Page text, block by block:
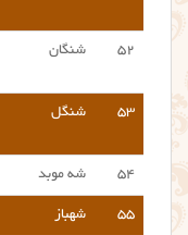
۵۲ شنگان
۵۳ شنگل
۵۴ شه موبد
۵۵ شهباز